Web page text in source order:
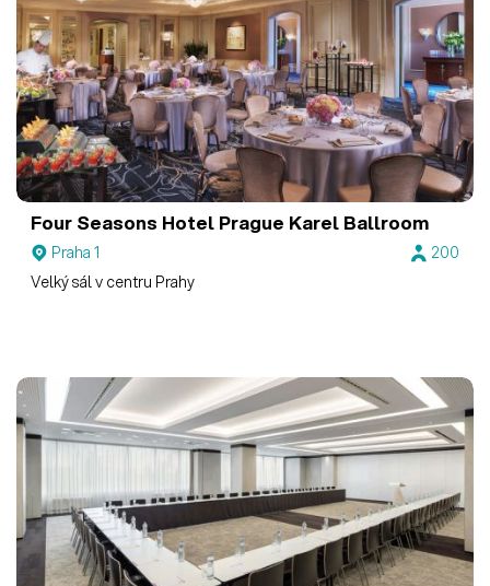
Four Seasons Hotel Prague Karel Ballroom
Praha 1
200
Velký sál v centru Prahy